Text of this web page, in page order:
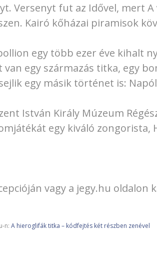
Versenyt fut az Idővel, mert
Kairó kőházai piramisok
egy több ezer éve kihalt
egy származás titka, egy
egy másik történet is:
István Király Múzeum
egy kiváló
vagy a jegy.hu oldalon
n: A hieroglifák titka – kódfejtés két részben zenével